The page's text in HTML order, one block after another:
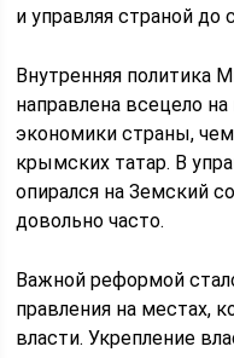
и управляя страной до
Внутренняя политика
направлена всецело
экономики страны,
крымских татар. В
опирался на Земский
довольно часто.
Важной реформой
правления на местах,
власти. Укрепление